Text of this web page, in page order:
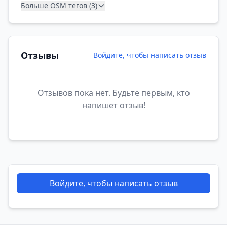
Больше OSM тегов (3)
Отзывы Войдите, чтобы написать отзыв
Отзывов пока нет. Будьте первым, кто
напишет отзыв!
Войдите, чтобы написать отзыв